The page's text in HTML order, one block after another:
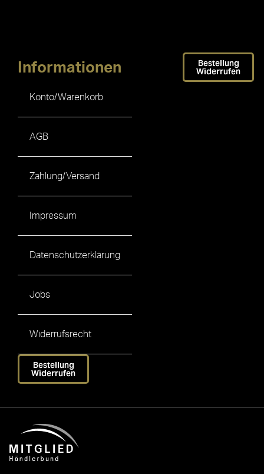
Informationen
Konto/Warenkorb
AGB
Zahlung/Versand
Impressum
Datenschutzerklärung
Jobs
Widerrufsrecht
Bestellung
Widerrufen
Bestellung
Widerrufen